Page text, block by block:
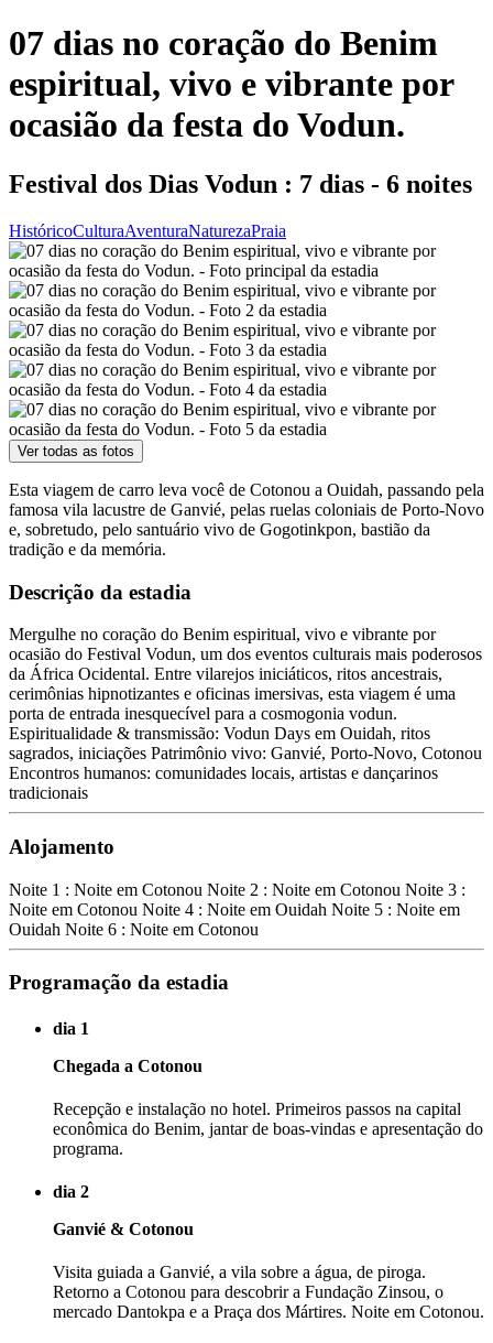
07 dias no coração do Benim
espiritual, vivo e vibrante por
ocasião da festa do Vodun.
Festival dos Dias Vodun : 7 dias - 6 noites
HistóricoCulturaAventuraNaturezaPraia
Ver todas as fotos
Esta viagem de carro leva você de Cotonou a Ouidah, passando pela
famosa vila lacustre de Ganvié, pelas ruelas coloniais de Porto-Novo
e, sobretudo, pelo santuário vivo de Gogotinkpon, bastião da
tradição e da memória.
Descrição da estadia
Mergulhe no coração do Benim espiritual, vivo e vibrante por
ocasião do Festival Vodun, um dos eventos culturais mais poderosos
da África Ocidental. Entre vilarejos iniciáticos, ritos ancestrais,
cerimônias hipnotizantes e oficinas imersivas, esta viagem é uma
porta de entrada inesquecível para a cosmogonia vodun.
Espiritualidade & transmissão: Vodun Days em Ouidah, ritos
sagrados, iniciações Patrimônio vivo: Ganvié, Porto-Novo, Cotonou
Encontros humanos: comunidades locais, artistas e dançarinos
tradicionais
Alojamento
Noite 1 : Noite em Cotonou Noite 2 : Noite em Cotonou Noite 3 :
Noite em Cotonou Noite 4 : Noite em Ouidah Noite 5 : Noite em
Ouidah Noite 6 : Noite em Cotonou
Programação da estadia
dia 1
Chegada a Cotonou
Recepção e instalação no hotel. Primeiros passos na capital
econômica do Benim, jantar de boas-vindas e apresentação do
programa.
dia 2
Ganvié & Cotonou
Visita guiada a Ganvié, a vila sobre a água, de piroga.
Retorno a Cotonou para descobrir a Fundação Zinsou, o
mercado Dantokpa e a Praça dos Mártires. Noite em Cotonou.